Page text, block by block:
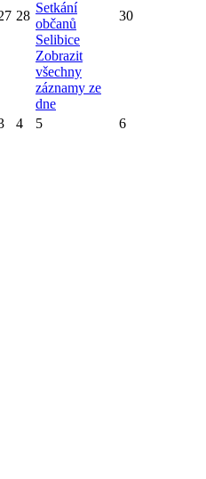
28
Setkání
občanů
Selibice
Zobrazit
všechny
záznamy ze
dne
30
4 5 6